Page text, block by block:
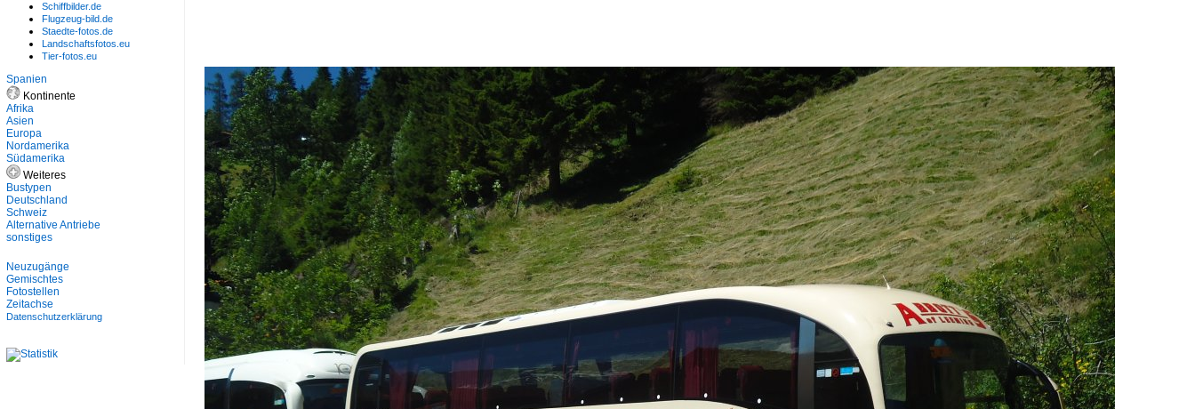
Schiffbilder.de
Flugzeug-bild.de
Staedte-fotos.de
Landschaftsfotos.eu
Tier-fotos.eu
Spanien
Kontinente
Afrika
Asien
Europa
Nordamerika
Südamerika
Weiteres
Bustypen
Deutschland
Schweiz
Alternative Antriebe
sonstiges
Neuzugänge
Gemischtes
Fotostellen
Zeitachse
Datenschutzerklärung